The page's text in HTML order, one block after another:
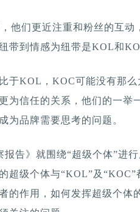
他们更近注重和粉丝的互动
带到情感为纽带是KOL和
于KOL，KOC可能没有那
为信任的关系，他们的一举
为品牌需要思考的问题。
告》就围绕“超级个体”进
超级个体与“KOL”及
的作用，如何发挥超级个体